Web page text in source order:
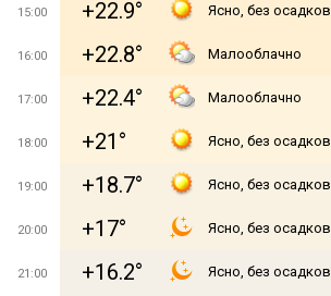
15:00 +22.9° Ясно, без осадков
16:00 +22.8° Малооблачно
17:00 +22.4° Малооблачно
18:00 +21° Ясно, без осадков
19:00 +18.7° Ясно, без осадков
20:00 +17° Ясно, без осадков
21:00 +16.2° Ясно, без осадков